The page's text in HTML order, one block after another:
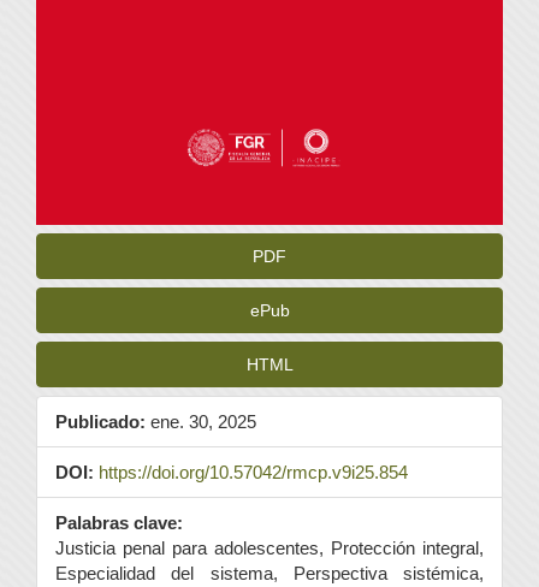
PDF
ePub
HTML
Publicado: ene. 30, 2025
DOI: https://doi.org/10.57042/rmcp.v9i25.854
Palabras clave:
Justicia penal para adolescentes, Protección integral,
Especialidad del sistema, Perspectiva sistémica,